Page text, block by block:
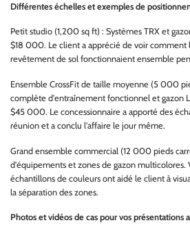
Différentes échelles et exemples de
Petit studio (1,200 sq ft) : Systèmes TRX et
$18 000. Le client a apprécié de voir
revêtement de sol fonctionnaient ensemble
Ensemble CrossFit de taille moyenne (5 000
complète d'entraînement fonctionnel et gazon
$45 000. Le concessionnaire a apporté des
réunion et a conclu l'affaire le jour même.
Grand ensemble commercial (12 000 pieds
d'équipements et zones de gazon
échantillons de couleurs ont aidé le client à
la séparation des zones.
Photos et vidéos de cas pour vos présentations